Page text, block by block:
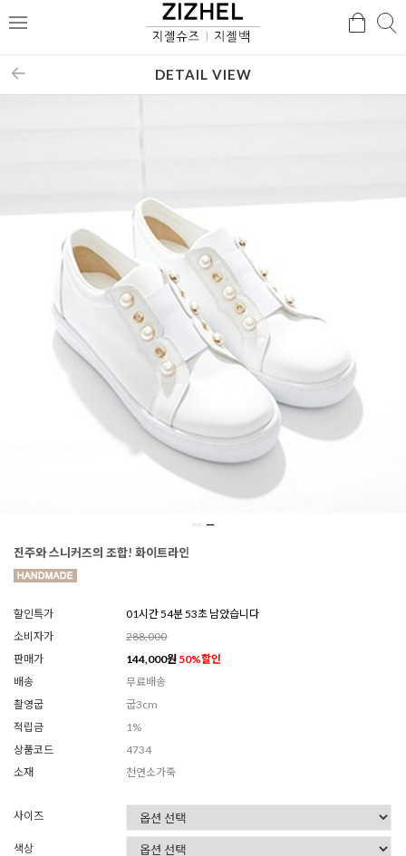
메
검
DETAIL VIEW
진주와 스니커즈의 조합! 화이트라인
할인특가
01시간 54분 51초 남았습니다
소비자가
288,000
판매가
144,000원 50%할인
배송
무료배송
촬영굽
굽3cm
적립금
1%
상품코드
4734
소재
천연소가죽
사이즈
색상